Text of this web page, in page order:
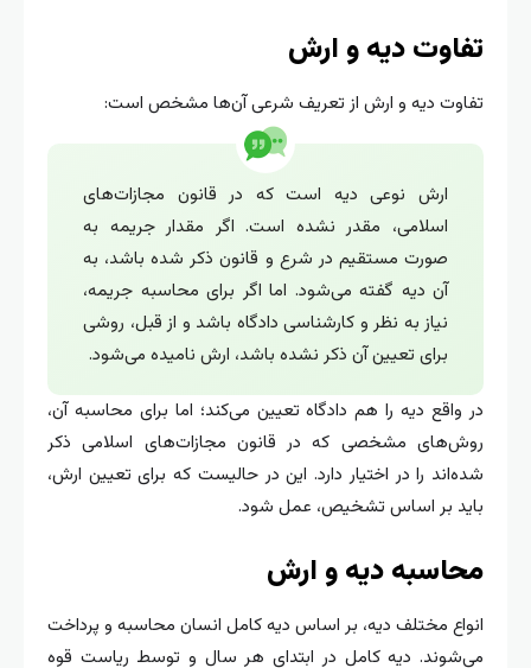
تفاوت دیه و ارش
تفاوت دیه و ارش از تعریف شرعی آن‌ها مشخص است:
ارش نوعی دیه است که در قانون مجازات‌های
اسلامی، مقدر نشده است. اگر مقدار جریمه به
صورت مستقیم در شرع و قانون ذکر شده باشد، به
آن دیه گفته می‌شود. اما اگر برای محاسبه جریمه،
نیاز به نظر و کارشناسی دادگاه باشد و از قبل، روشی
برای تعیین آن ذکر نشده باشد، ارش نامیده می‌شود.
در واقع دیه را هم دادگاه تعیین می‌کند؛ اما برای محاسبه آن،
روش‌های مشخصی که در قانون مجازات‌های اسلامی ذکر
شده‌‎اند را در اختیار دارد. این در حالیست که برای تعیین ارش،
باید بر اساس تشخیص، عمل شود.
محاسبه دیه و ارش
انواع مختلف دیه، بر اساس دیه کامل انسان محاسبه و پرداخت
می‌شوند. دیه کامل در ابتدای هر سال و توسط ریاست قوه